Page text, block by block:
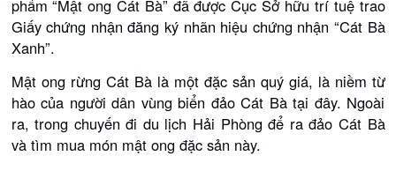
phẩm “Mật ong Cát Bà” đã được Cục Sở hữu trí tuệ trao
Giấy chứng nhận đăng ký nhãn hiệu chứng nhận “Cát Bà
Xanh”.
Mật ong rừng Cát Bà là một đặc sản quý giá, là niềm từ
hào của người dân vùng biển đảo Cát Bà tại đây. Ngoài
ra, trong chuyến đi du lịch Hải Phòng để ra đảo Cát Bà
và tìm mua món mật ong đặc sản này.